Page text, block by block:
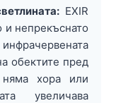
EXIR
и непрекъснато
обектите пред
хора или
увеличава